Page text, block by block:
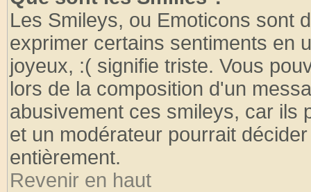
Les Smileys, ou Emoticons sont
exprimer certains sentiments en
joyeux, :( signifie triste. Vous
lors de la composition d'un
abusivement ces smileys, car ils
et un modérateur pourrait
entièrement.
Revenir en haut